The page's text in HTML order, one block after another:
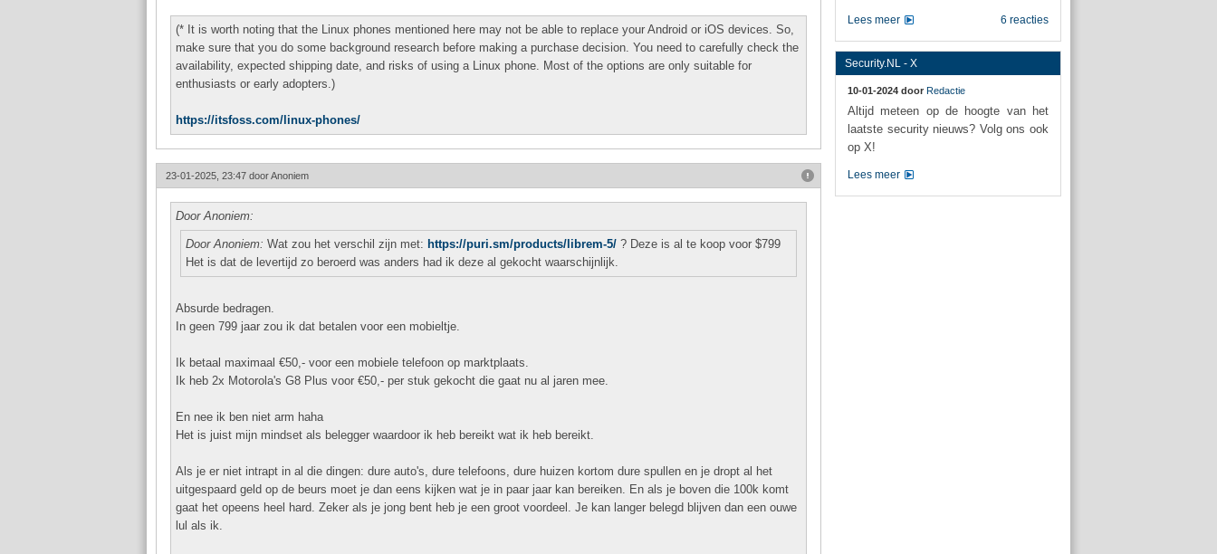
(* It is worth noting that the Linux phones mentioned here may not be able to replace your Android or iOS devices. So,
make sure that you do some background research before making a purchase decision. You need to carefully check the
availability, expected shipping date, and risks of using a Linux phone. Most of the options are only suitable for
enthusiasts or early adopters.)
https://itsfoss.com/linux-phones/
23-01-2025, 23:47 doorAnoniem
Door Anoniem:
Door Anoniem: Wat zou het verschil zijn met: https://puri.sm/products/librem-5/ ? Deze is al te koop voor $799
Het is dat de levertijd zo beroerd was anders had ik deze al gekocht waarschijnlijk.
Absurde bedragen.
In geen 799 jaar zou ik dat betalen voor een mobieltje.
Ik betaal maximaal €50,- voor een mobiele telefoon op marktplaats.
Ik heb 2x Motorola's G8 Plus voor €50,- per stuk gekocht die gaat nu al jaren mee.
En nee ik ben niet arm haha
Het is juist mijn mindset als belegger waardoor ik heb bereikt wat ik heb bereikt.
Als je er niet intrapt in al die dingen: dure auto's, dure telefoons, dure huizen kortom dure spullen en je dropt al het
uitgespaard geld op de beurs moet je dan eens kijken wat je in paar jaar kan bereiken. En als je boven die 100k komt
gaat het opeens heel hard. Zeker als je jong bent heb je een groot voordeel. Je kan langer belegd blijven dan een ouwe
lul als ik.
6 reacties
Lees meer
Security.NL - X
10-01-2024 door Redactie
Altijd meteen op de hoogte van het
laatste security nieuws? Volg ons ook
op X!
Lees meer